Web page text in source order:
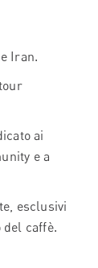
Iran.
ai
e a
esclusivi
caffè.